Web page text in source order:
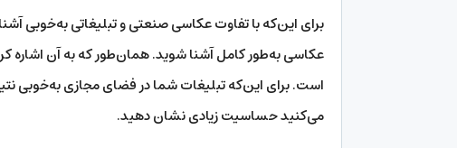
برای این‌که با تفاوت عکاسی صنعتی و تبلیغاتی به‌خوبی
عکاسی به‌طور کامل آشنا شوید. همان‌طور که به آن اشاره
است. برای این‌که تبلیغات شما در فضای مجازی به‌خوبی
می‌کنید حساسیت زیادی نشان دهید.